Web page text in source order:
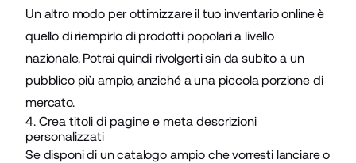
Un altro modo per ottimizzare il tuo inventario online è
quello di riempirlo di prodotti popolari a livello
nazionale. Potrai quindi rivolgerti sin da subito a un
pubblico più ampio, anziché a una piccola porzione di
mercato.
4. Crea titoli di pagine e meta descrizioni
personalizzati
Se disponi di un catalogo ampio che vorresti lanciare o